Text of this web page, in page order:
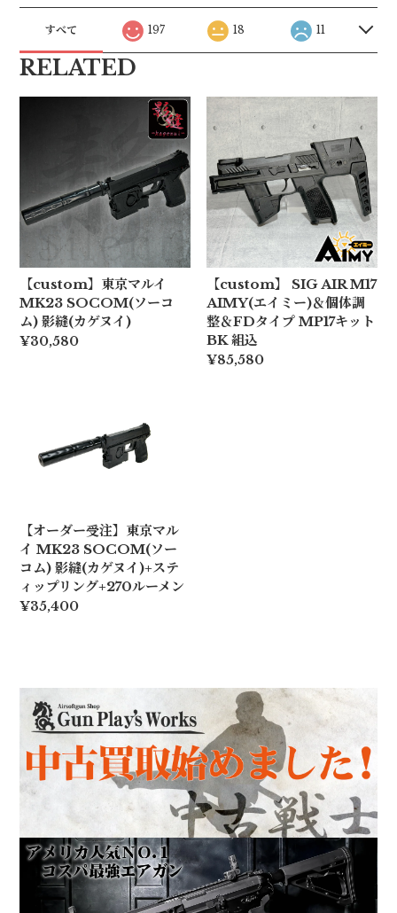
すべて 197 18 11
RELATED
【custom】東京マルイ
MK23 SOCOM(ソーコ
ム) 影縫(カゲヌイ)
¥30,580
【custom】 SIG AIR M17
AIMY(エイミー)＆個体調
整＆FDタイプ MP17キット
BK 組込
¥85,580
【オーダー受注】東京マル
イ MK23 SOCOM(ソー
コム) 影縫(カゲヌイ)+ステ
ィップリング+270ルーメン
¥35,400